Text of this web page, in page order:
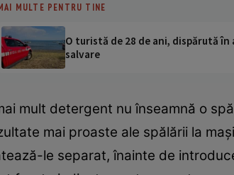
MULTE PENTRU TINE
O turistă de 28 de ani, dispărută
salvare
mult detergent nu înseamnă o
mai proaste ale spălării la
le separat, înainte de